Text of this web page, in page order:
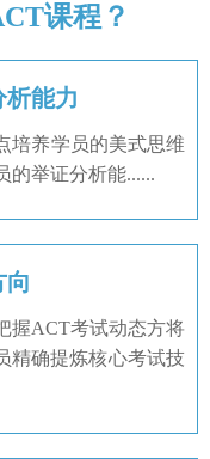
课程？
能力
培养学员的美式思维
的举证分析能......
向
握ACT考试动态方将
精确提炼核心考试技